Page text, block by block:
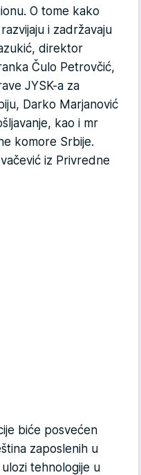
O tome kako
i zadržavaju
direktor
Čulo Petrovčić,
JYSK-a za
Darko Marjanović
kao i mr
komore Srbije.
iz Privredne
biće posvećen
zaposlenih u
tehnologije u